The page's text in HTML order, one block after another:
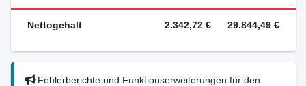
Nettogehalt 2.342,72 € 29.844,49 €
Fehlerberichte und Funktionserweiterungen für den